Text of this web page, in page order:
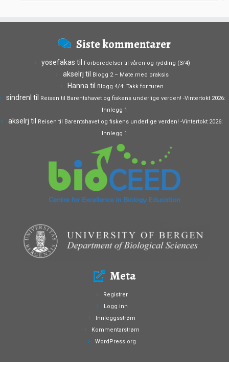
Siste kommentarer
yosefakas til Forberedelser til våren og rydding (3/4)
akselrj til Blogg 2 – Møte med praksis
Hanna til Blogg 4/4: Takk for turen
sindrenl til
Reisen til Barentshavet og fiskens underlige verden! -Vintertokt 2026:
Innlegg 1
akselrj til
Reisen til Barentshavet og fiskens underlige verden! -Vintertokt 2026:
Innlegg 1
Meta
Registrer
Logg inn
Innleggsstrøm
Kommentarstrøm
WordPress.org